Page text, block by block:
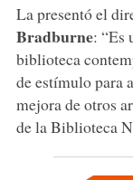
La presentó el
Bradburne: “Es
biblioteca
de estímulo para
mejora de otros
de la Biblioteca